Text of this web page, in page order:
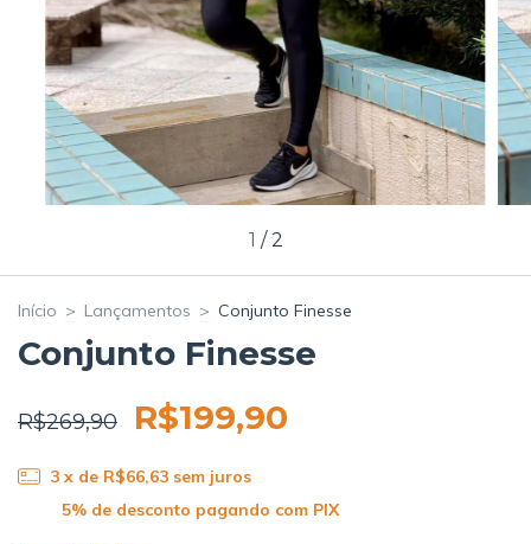
1 /2
Início > Lançamentos > Conjunto Finesse
Conjunto Finesse
R$269,90 R$199,90
3 x de R$66,63 sem juros